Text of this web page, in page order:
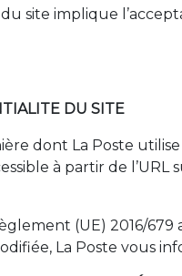
site implique
DU SITE
dont La Poste
à partir de l’URL
(UE) 2016/679
La Poste vous